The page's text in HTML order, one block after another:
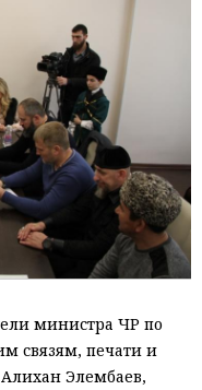
министра ЧР по
связям, печати и
Элембаев,